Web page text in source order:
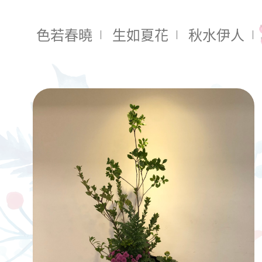
色若春曉 生如夏花 秋水伊人